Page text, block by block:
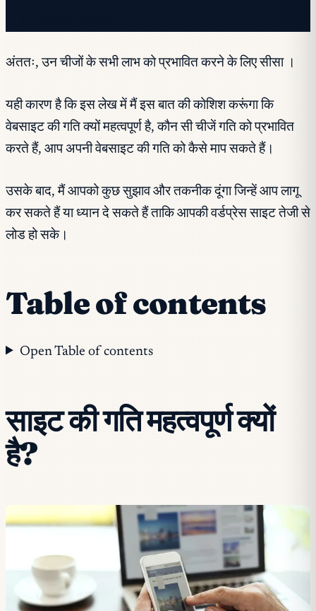
अंततः, उन चीजों के सभी लाभ को प्रभावित करने के लिए सीसा ।
यही कारण है कि इस लेख में मैं इस बात की कोशिश करूंगा कि
वेबसाइट की गति क्यों महत्वपूर्ण है, कौन सी चीजें गति को प्रभावित
करते हैं, आप अपनी वेबसाइट की गति को कैसे माप सकते हैं।
उसके बाद, मैं आपको कुछ सुझाव और तकनीक दूंगा जिन्हें आप लागू
कर सकते हैं या ध्यान दे सकते हैं ताकि आपकी वर्डप्रेस साइट तेजी से
लोड हो सके।
Table of contents
Open Table of contents
साइट की गति महत्वपूर्ण क्यों
है?